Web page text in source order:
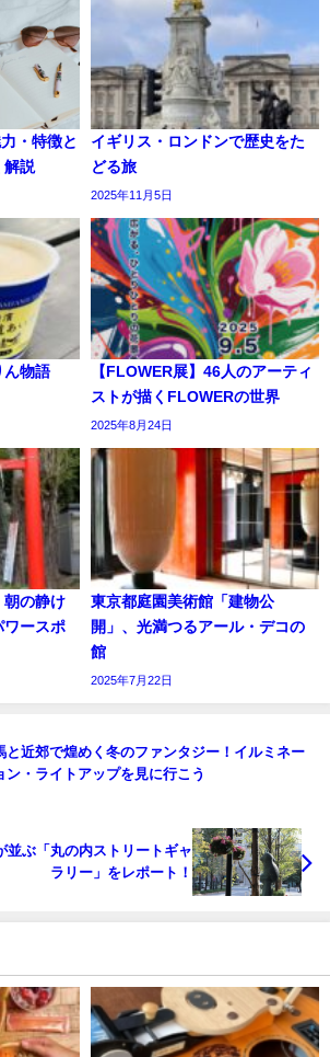
・特徴と
解説
イギリス・ロンドンで歴史をた
どる旅
2025年11月5日
ん物語
【FLOWER展】46人のアーティ
ストが描くFLOWERの世界
2025年8月24日
朝の静け
ワースポ
東京都庭園美術館「建物公
開」、光満つるアール・デコの
館
2025年7月22日
と近郊で煌めく冬のファンタジー！イルミネー
ン・ライトアップを見に行こう
並ぶ「丸の内ストリートギャ
ラリー」をレポート！